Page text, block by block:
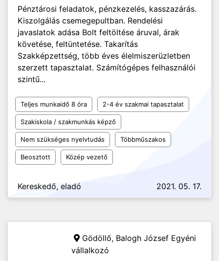
Pénztárosi feladatok, pénzkezelés, kasszazárás.
Kiszolgálás csemegepultban. Rendelési
javaslatok adása Bolt feltöltése áruval, árak
követése, feltüntetése. Takarítás
Szakképzettség, több éves élelmiszerüzletben
szerzett tapasztalat. Számítógépes felhasználói
szintű...
Teljes munkaidő 8 óra 2-4 év szakmai tapasztalat
Szakiskola / szakmunkás képző
Nem szükséges nyelvtudás Többműszakos
Beosztott Közép vezető
Kereskedő, eladó 2021. 05. 17.
Gödöllő, Balogh József Egyéni
vállalkozó